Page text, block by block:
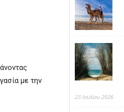
με την
23 Ιουλίου 2026